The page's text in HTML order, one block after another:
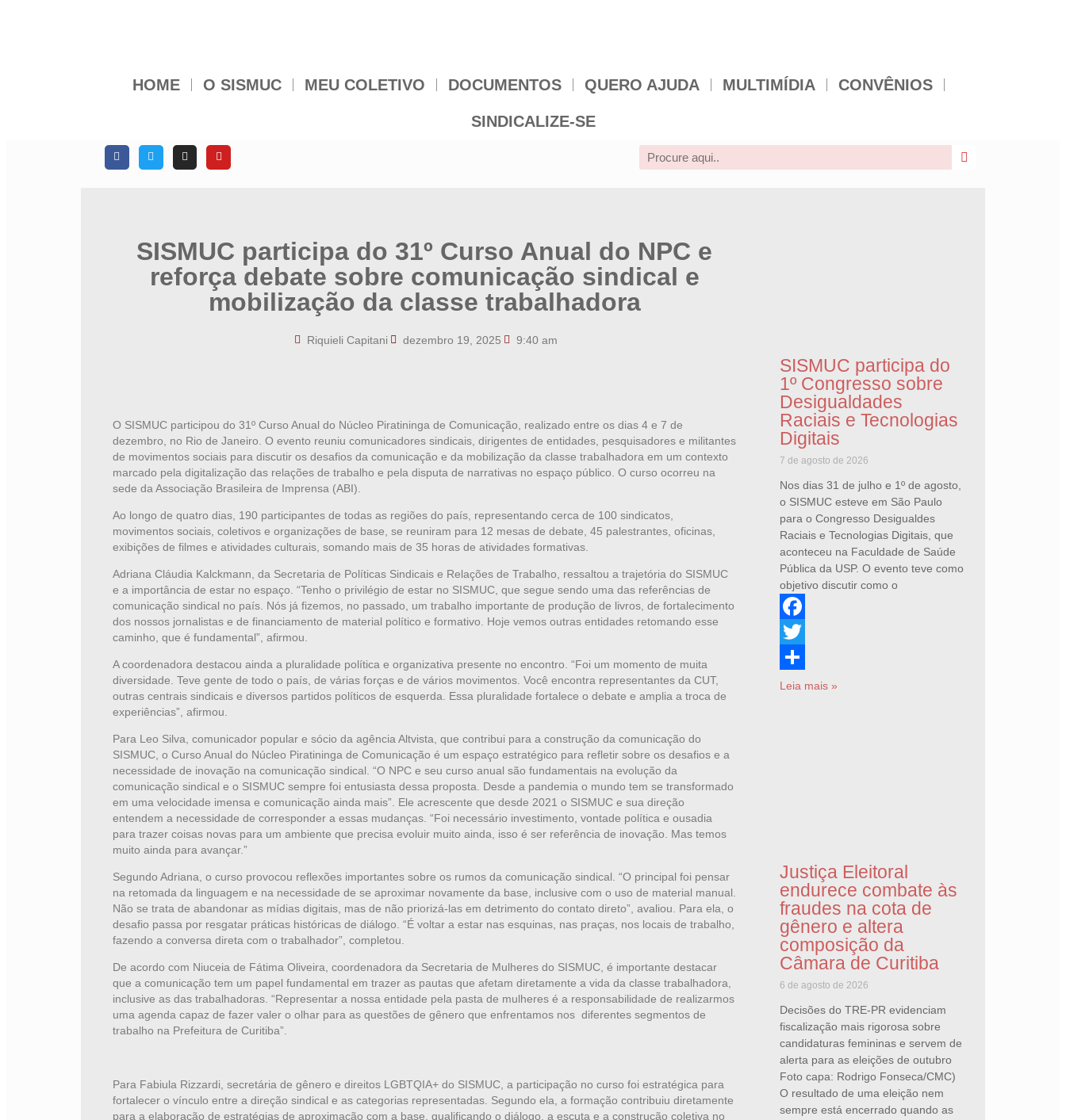
HOME O SISMUC MEU COLETIVO DOCUMENTOS QUERO AJUDA MULTIMÍDIA CONVÊNIOS
SINDICALIZE-SE
SISMUC participa do 31º Curso Anual do NPC e
reforça debate sobre comunicação sindical e
mobilização da classe trabalhadora
Riquieli Capitani dezembro 19, 2025 9:40 am
O SISMUC participou do 31º Curso Anual do Núcleo Piratininga de Comunicação, realizado entre os dias 4 e 7 de
dezembro, no Rio de Janeiro. O evento reuniu comunicadores sindicais, dirigentes de entidades, pesquisadores e militantes
de movimentos sociais para discutir os desafios da comunicação e da mobilização da classe trabalhadora em um contexto
marcado pela digitalização das relações de trabalho e pela disputa de narrativas no espaço público. O curso ocorreu na
sede da Associação Brasileira de Imprensa (ABI).
Ao longo de quatro dias, 190 participantes de todas as regiões do país, representando cerca de 100 sindicatos,
movimentos sociais, coletivos e organizações de base, se reuniram para 12 mesas de debate, 45 palestrantes, oficinas,
exibições de filmes e atividades culturais, somando mais de 35 horas de atividades formativas.
Adriana Cláudia Kalckmann, da Secretaria de Políticas Sindicais e Relações de Trabalho, ressaltou a trajetória do SISMUC
e a importância de estar no espaço. “Tenho o privilégio de estar no SISMUC, que segue sendo uma das referências de
comunicação sindical no país. Nós já fizemos, no passado, um trabalho importante de produção de livros, de fortalecimento
dos nossos jornalistas e de financiamento de material político e formativo. Hoje vemos outras entidades retomando esse
caminho, que é fundamental”, afirmou.
A coordenadora destacou ainda a pluralidade política e organizativa presente no encontro. “Foi um momento de muita
diversidade. Teve gente de todo o país, de várias forças e de vários movimentos. Você encontra representantes da CUT,
outras centrais sindicais e diversos partidos políticos de esquerda. Essa pluralidade fortalece o debate e amplia a troca de
experiências”, afirmou.
Para Leo Silva, comunicador popular e sócio da agência Altvista, que contribui para a construção da comunicação do
SISMUC, o Curso Anual do Núcleo Piratininga de Comunicação é um espaço estratégico para refletir sobre os desafios e a
necessidade de inovação na comunicação sindical. “O NPC e seu curso anual são fundamentais na evolução da
comunicação sindical e o SISMUC sempre foi entusiasta dessa proposta. Desde a pandemia o mundo tem se transformado
em uma velocidade imensa e comunicação ainda mais”. Ele acrescente que desde 2021 o SISMUC e sua direção
entendem a necessidade de corresponder a essas mudanças. “Foi necessário investimento, vontade política e ousadia
para trazer coisas novas para um ambiente que precisa evoluir muito ainda, isso é ser referência de inovação. Mas temos
muito ainda para avançar.”
Segundo Adriana, o curso provocou reflexões importantes sobre os rumos da comunicação sindical. “O principal foi pensar
na retomada da linguagem e na necessidade de se aproximar novamente da base, inclusive com o uso de material manual.
Não se trata de abandonar as mídias digitais, mas de não priorizá-las em detrimento do contato direto”, avaliou. Para ela, o
desafio passa por resgatar práticas históricas de diálogo. “É voltar a estar nas esquinas, nas praças, nos locais de trabalho,
fazendo a conversa direta com o trabalhador”, completou.
De acordo com Niuceia de Fátima Oliveira, coordenadora da Secretaria de Mulheres do SISMUC, é importante destacar
que a comunicação tem um papel fundamental em trazer as pautas que afetam diretamente a vida da classe trabalhadora,
inclusive as das trabalhadoras. “Representar a nossa entidade pela pasta de mulheres é a responsabilidade de realizarmos
uma agenda capaz de fazer valer o olhar para as questões de gênero que enfrentamos nos diferentes segmentos de
trabalho na Prefeitura de Curitiba”.
Para Fabiula Rizzardi, secretária de gênero e direitos LGBTQIA+ do SISMUC, a participação no curso foi estratégica para
fortalecer o vínculo entre a direção sindical e as categorias representadas. Segundo ela, a formação contribuiu diretamente
para a elaboração de estratégias de aproximação com a base, qualificando o diálogo, a escuta e a construção coletiva no
SISMUC participa do
1º Congresso sobre
Desigualdades
Raciais e Tecnologias
Digitais
7 de agosto de 2026
Nos dias 31 de julho e 1º de agosto,
o SISMUC esteve em São Paulo
para o Congresso Desigualdes
Raciais e Tecnologias Digitais, que
aconteceu na Faculdade de Saúde
Pública da USP. O evento teve como
objetivo discutir como o
Facebook
Twitter
Share
Leia mais »
Justiça Eleitoral
endurece combate às
fraudes na cota de
gênero e altera
composição da
Câmara de Curitiba
6 de agosto de 2026
Decisões do TRE-PR evidenciam
fiscalização mais rigorosa sobre
candidaturas femininas e servem de
alerta para as eleições de outubro
Foto capa: Rodrigo Fonseca/CMC)
O resultado de uma eleição nem
sempre está encerrado quando as